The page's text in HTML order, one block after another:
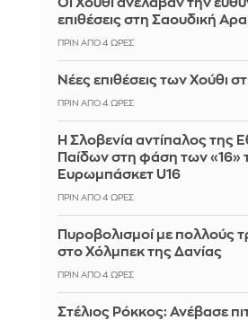
Οι Χούθι ανέλαβαν την
επιθέσεις στη Σαουδική
ΠΡΙΝ ΑΠΌ 4 ΏΡΕΣ
Νέες επιθέσεις των Χούθι
ΠΡΙΝ ΑΠΌ 4 ΏΡΕΣ
Η Σλοβενία αντίπαλος της
Παίδων στη φάση των «16»
Ευρωμπάσκετ U16
ΠΡΙΝ ΑΠΌ 4 ΏΡΕΣ
Πυροβολισμοί με πολλούς
στο Χόλμπεκ της Δανίας
ΠΡΙΝ ΑΠΌ 4 ΏΡΕΣ
Στέλιος Ρόκκος: Ανέβασε